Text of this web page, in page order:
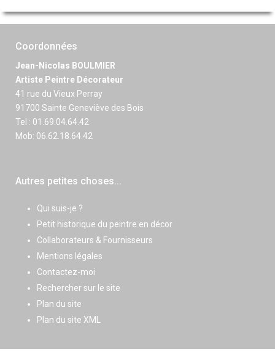
Coordonnées
Jean-Nicolas BOULMIER
Artiste Peintre Décorateur
41 rue du Vieux Perray
91700 Sainte Geneviève des Bois
Tel : 01.69.04.64.42
Mob: 06.62.18.64.42
Autres petites choses...
Qui suis-je ?
Petit historique du peintre en décor
Collaborateurs & Fournisseurs
Mentions légales
Contactez-moi
Rechercher sur le site
Plan du site
Plan du site XML